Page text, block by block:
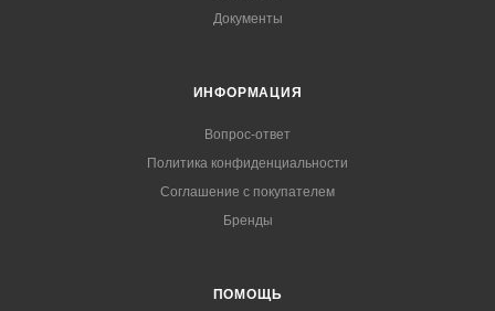
Документы
ИНФОРМАЦИЯ
Вопрос-ответ
Политика конфиденциальности
Соглашение с покупателем
Бренды
ПОМОЩЬ